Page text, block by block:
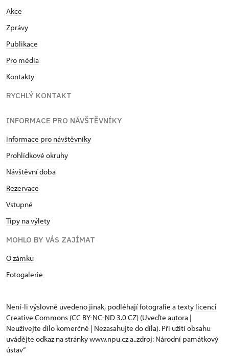
Akce
Zprávy
Publikace
Pro média
Kontakty
RYCHLÝ KONTAKT
INFORMACE PRO NÁVŠTĚVNÍKY
Informace pro návštěvníky
Prohlídkové okruhy
Návštěvní doba
Rezervace
Vstupné
Tipy na výlety
MOHLO BY VÁS ZAJÍMAT
O zámku
Fotogalerie
Není-li výslovně uvedeno jinak, podléhají fotografie a texty licenci
Creative Commons (CC BY-NC-ND 3.0 CZ) (Uveďte autora |
Neužívejte dílo komerčně | Nezasahujte do díla). Při užití obsahu
uvádějte odkaz na stránky www.npu.cz a „zdroj: Národní památkový
ústav“